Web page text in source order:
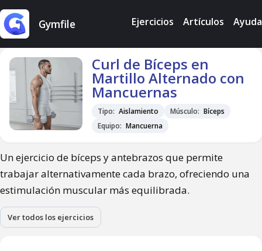
Gymfile Ejercicios Artículos Ayuda
Curl de Bíceps en
Martillo Alternado con
Mancuernas
Tipo: Aislamiento Músculo: Bíceps
Equipo: Mancuerna
Un ejercicio de bíceps y antebrazos que permite
trabajar alternativamente cada brazo, ofreciendo una
estimulación muscular más equilibrada.
Ver todos los ejercicios